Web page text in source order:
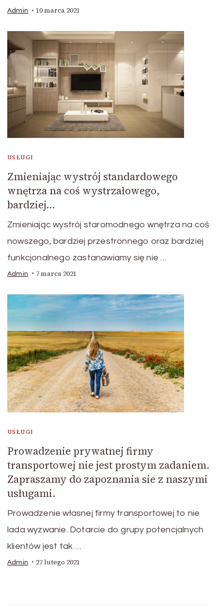
Admin 10 marca 2021
USŁUGI
Zmieniając wystrój standardowego
wnętrza na coś wystrzałowego,
bardziej…
Zmieniając wystrój staromodnego wnętrza na coś
nowszego, bardziej przestronnego oraz bardziej
funkcjonalnego zastanawiamy się nie …
Admin 7 marca 2021
USŁUGI
Prowadzenie prywatnej firmy
transportowej nie jest prostym zadaniem.
Zapraszamy do zapoznania sie z naszymi
usługami.
Prowadzenie własnej firmy transportowej to nie
lada wyzwanie. Dotarcie do grupy potencjalnych
klientów jest tak …
Admin 27 lutego 2021